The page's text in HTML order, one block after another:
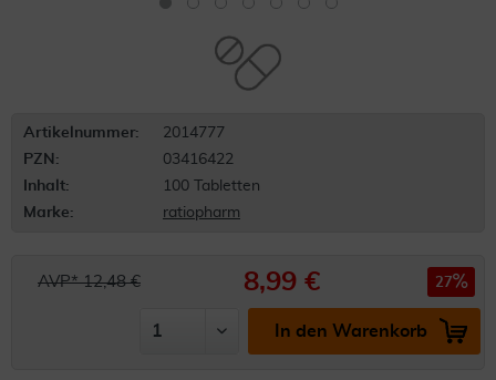
Artikelnummer:
2014777
PZN:
03416422
Inhalt:
100 Tabletten
Marke:
ratiopharm
AVP* 12,48 € 8,99 € 27
In den Warenkorb